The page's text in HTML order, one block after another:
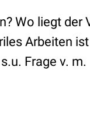
Wo liegt der
Arbeiten
Frage v. m.